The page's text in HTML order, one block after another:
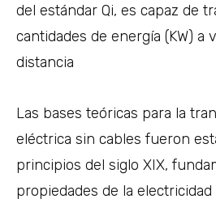
del estándar Qi, es capaz de
cantidades de energía (KW) a
distancia
Las bases teóricas para la
eléctrica sin cables fueron
principios del siglo XIX,
propiedades de la